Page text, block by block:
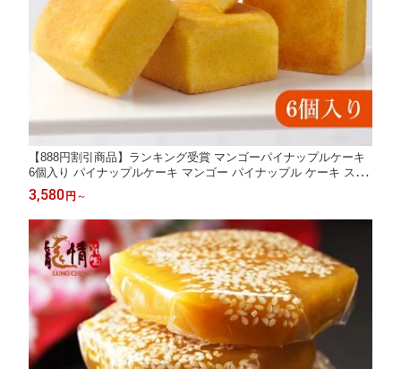
【888円割引商品】ランキング受賞 マンゴーパイナップルケーキ
6個入り パイナップルケーキ マンゴー パイナップル ケーキ スイ
ーツ お菓子 お茶請け 焼き菓子 中華菓子 個包装 台湾 パケ買い ギ
フトボックス【歐華酒店】【台湾直送】
3,580 円 ～